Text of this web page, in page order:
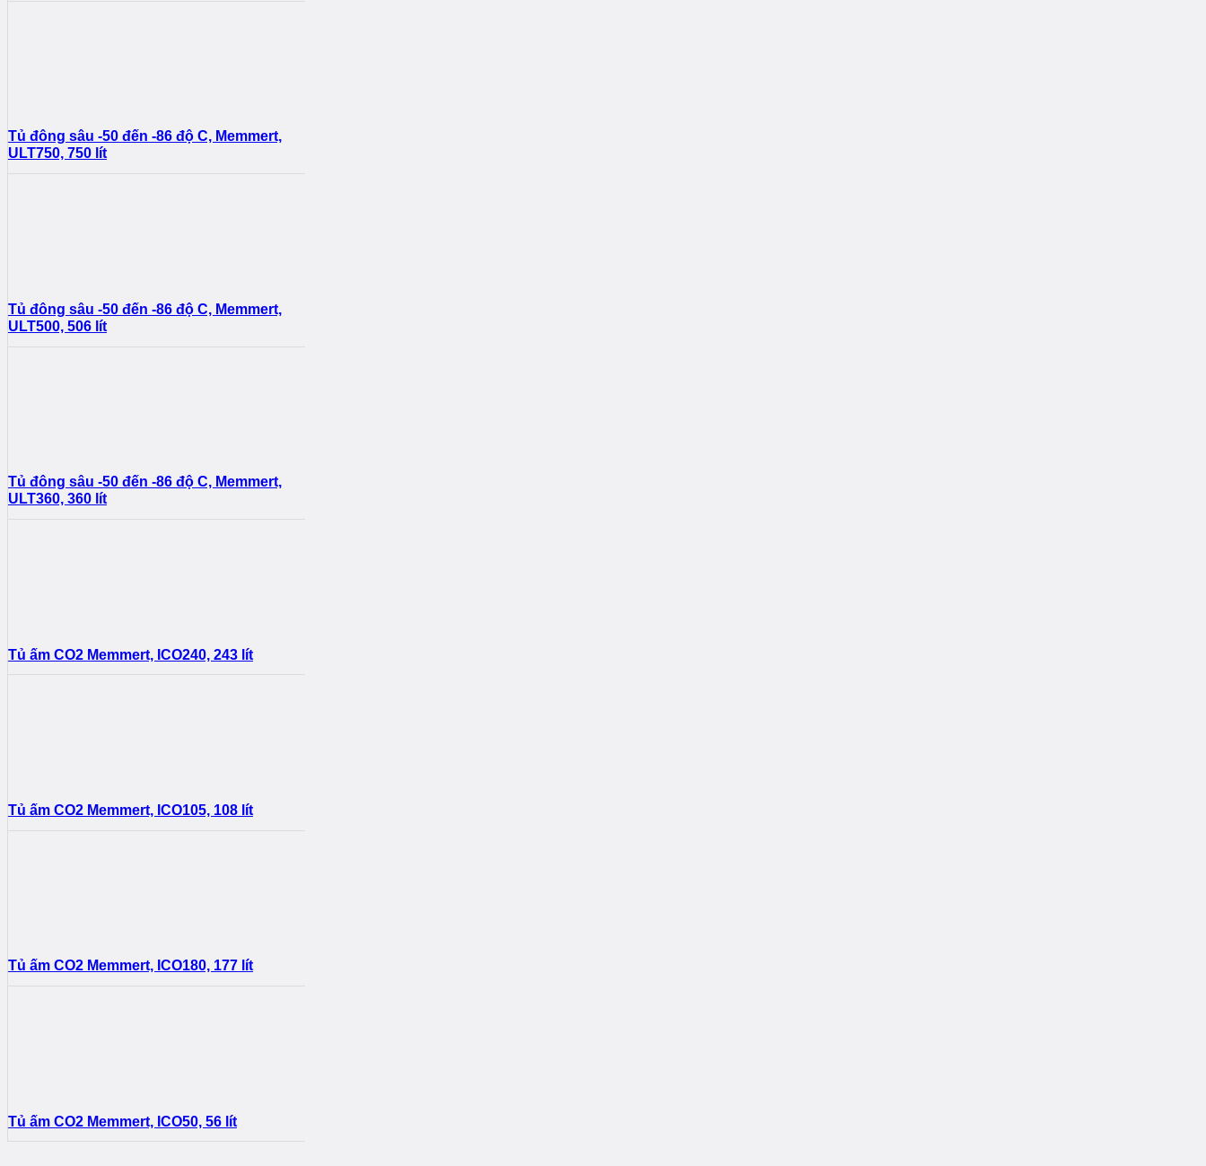
Tủ đông sâu -50 đến -86 độ C, Memmert,
ULT750, 750 lít
Tủ đông sâu -50 đến -86 độ C, Memmert,
ULT500, 506 lít
Tủ đông sâu -50 đến -86 độ C, Memmert,
ULT360, 360 lít
Tủ ấm CO2 Memmert, ICO240, 243 lít
Tủ ấm CO2 Memmert, ICO105, 108 lít
Tủ ấm CO2 Memmert, ICO180, 177 lít
Tủ ấm CO2 Memmert, ICO50, 56 lít